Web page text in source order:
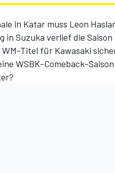
in Katar muss Leon
in Suzuka verlief die
Titel für Kawasaki
WSBK-Comeback-